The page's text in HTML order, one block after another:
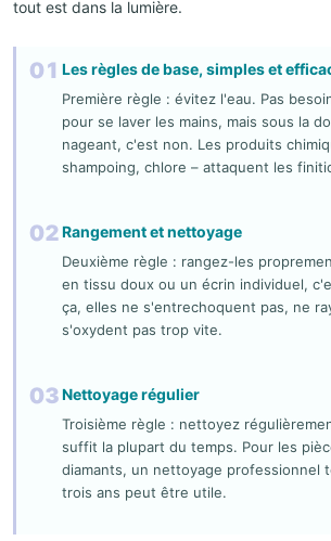
tout est dans la lumière.
01 Les règles de base, simples et
Première règle : évitez l'eau. Pas
pour se laver les mains, mais sous la
nageant, c'est non. Les produits
shampoing, chlore – attaquent les
02Rangement et nettoyage
Deuxième règle : rangez-les
en tissu doux ou un écrin individuel,
ça, elles ne s'entrechoquent pas, ne
s'oxydent pas trop vite.
03Nettoyage régulier
Troisième règle : nettoyez
suffit la plupart du temps. Pour les
diamants, un nettoyage professionnel
trois ans peut être utile.